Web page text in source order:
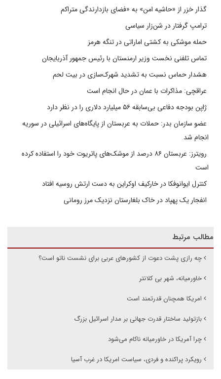
گذار خزر از «حاشیه امن» به «فضای بازدارندگی متراکم
ترامپ گرفتار در شن‌زار سیاسی
حمله موشکی به کشتی اماراتی در تنگه هرمز
تماس تلفنی نخست وزیر ارمنستان با رئیس جمهور آذربایجان
هشدار حماس نسبت به تشدید شهرک‌سازی در بیت‌ لحم
عراقچی: مذاکرات با عمان در حال انجام است
ژاپن بودجه دفاعی بی‌سابقه ۵۶ میلیارد دلاری را در نظر دارد
عضو سازمان بدر: حملات به عربستان از پایگاه‌های اسرائیلی در سوریه
انجام شد
رویترز: عربستان ۸۶ درصد از موشک‌های پاتریوت خود را استفاده کرده
است
کنترل ایوانوفکا در خارکیف اوکراین به دست ارتش روسیه افتاد
انفجار یک پهپاد در خاک بلغارستان نزدیک مرز رومانی
مطالب مرتبط
چه رازی پشت دعوت از کشورهای عربی برای نشست ناتو است؟
خاورمیانه، شهر بی کلانتر
امریکا همچنان قدرتمند است
بازتولید ساختار قدرت جهانی بر مدار اسرائیل بزرگ
چرا آمریکا در خاورمیانه ناکام می‌شود
رویکرد پراکنده و فردی، سیاست امریکا در غرب آسیا